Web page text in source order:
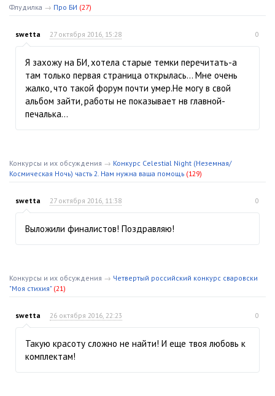
Флудилка → Про БИ (27)
swetta 27 октября 2016, 15:28 0
Я захожу на БИ, хотела старые темки перечитать-а
там только первая страница открылась… Мне очень
жалко, что такой форум почти умер.Не могу в свой
альбом зайти, работы не показывает нв главной-
печалька…
Конкурсы и их обсуждения → Конкурс Celestial Night (Неземная/
Космическая Ночь) часть 2. Нам нужна ваша помощь (129)
swetta 27 октября 2016, 11:38 0
Выложили финалистов! Поздравляю!
Конкурсы и их обсуждения → Четвертый российский конкурс сваровски
"Моя стихия" (21)
swetta 26 октября 2016, 22:23 0
Такую красоту сложно не найти! И еще твоя любовь к
комплектам!